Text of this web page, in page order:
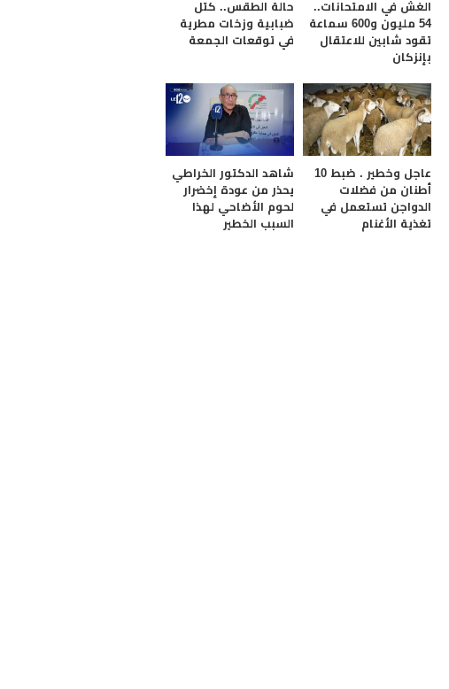
الغش في الامتحانات..
54 مليون و600 سماعة
تقود شابين للاعتقال
بإنزكان
حالة الطقس.. كتل
ضبابية وزخات مطرية
في توقعات الجمعة
عاجل وخطير . ضبط 10
أطنان من فضلات
الدواجن تستعمل في
تغذية الأغنام
شاهد الدكتور الخراطي
يحذر من عودة إخضرار
لحوم الأضاحي لهذا
السبب الخطير